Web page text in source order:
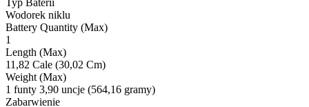
Typ Baterii
Wodorek niklu
Battery Quantity (Max)
1
Length (Max)
11,82 Cale (30,02 Cm)
Weight (Max)
1 funty 3,90 uncje (564,16 gramy)
Zabarwienie